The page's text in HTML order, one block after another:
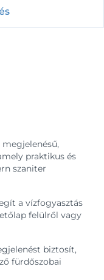
praktikus és
szaniter
a vízfogyasztás
felülről vagy
biztosít,
fürdőszobai